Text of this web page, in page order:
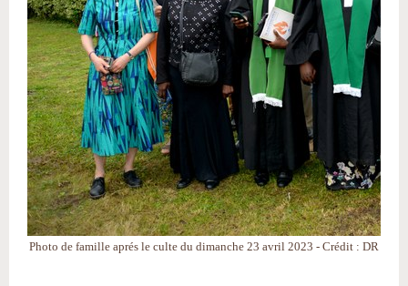
Photo de famille aprés le culte du dimanche 23 avril 2023 - Crédit : DR